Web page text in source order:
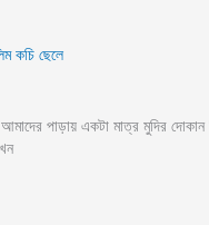
কচি ছেলে
আমাদের পাড়ায় একটা মাত্র মুদির